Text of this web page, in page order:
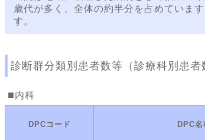
歳代が多く、全体の約半分を占めていま
す。
診断群分類別患者数等（診療科別患者
内科
DPCコード DPC名